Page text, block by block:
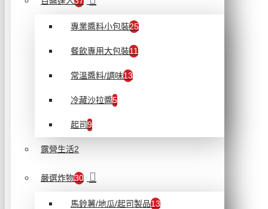
專業醬料小包裝25
餐飲專用大包裝11
常溫醬料/調味13
冷藏沙拉醬5
起司9
露營生活2
嚴選炸物30
馬鈴薯/地瓜/起司製品13